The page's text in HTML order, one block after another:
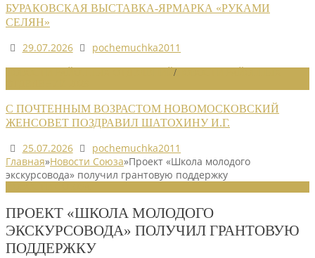
БУРАКОВСКАЯ ВЫСТАВКА-ЯРМАРКА «РУКАМИ
СЕЛЯН»
29.07.2026
pochemuchka2011
/
С ПОЧТЕННЫМ ВОЗРАСТОМ НОВОМОСКОВСКИЙ
ЖЕНСОВЕТ ПОЗДРАВИЛ ШАТОХИНУ И.Г.
25.07.2026
pochemuchka2011
Главная»Новости Союза»Проект «Школа молодого
экскурсовода» получил грантовую поддержку
ПРОЕКТ «ШКОЛА МОЛОДОГО
ЭКСКУРСОВОДА» ПОЛУЧИЛ ГРАНТОВУЮ
ПОДДЕРЖКУ